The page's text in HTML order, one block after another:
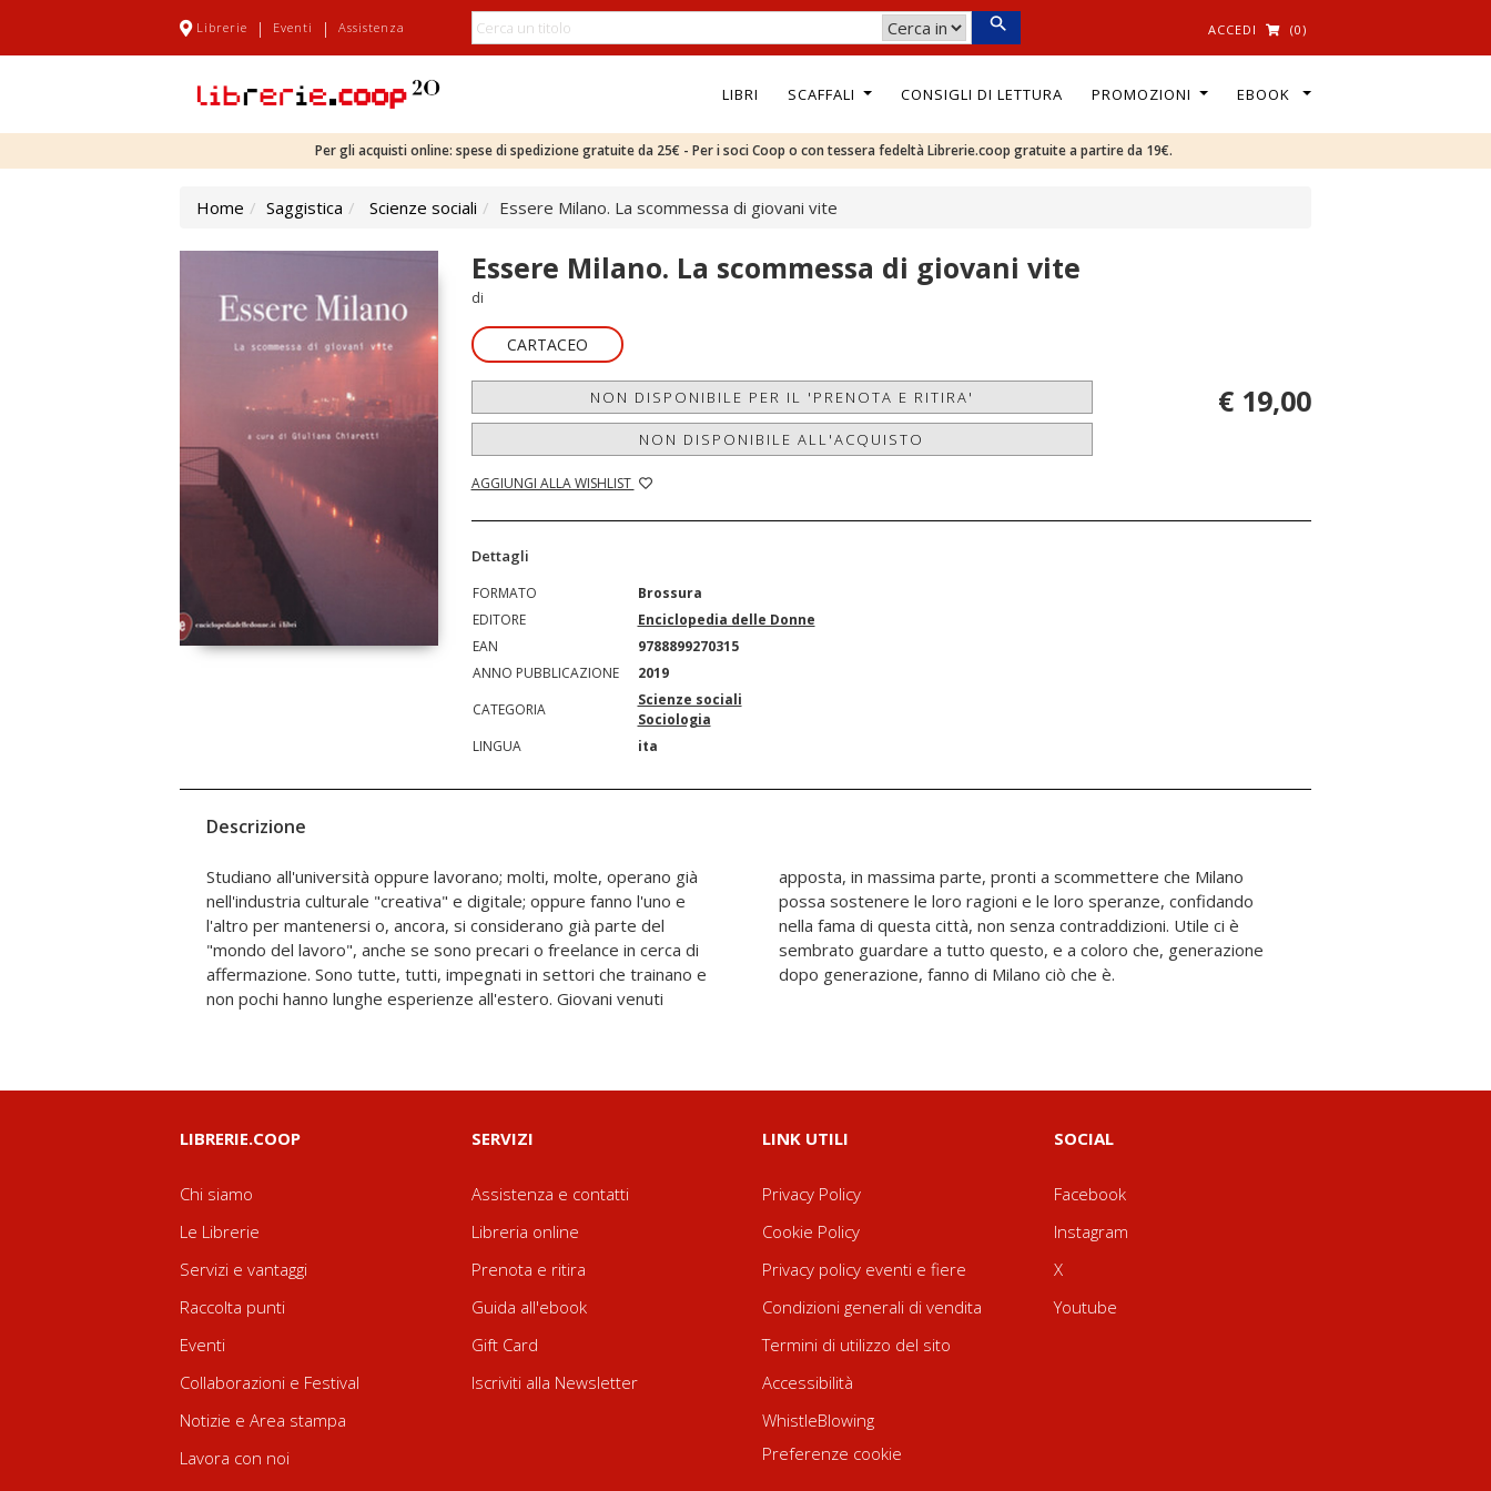
Librerie | Eventi | Assistenza ACCEDI (0)
LIBRI SCAFFALI CONSIGLI DI LETTURA PROMOZIONI EBOOK
Per gli acquisti online: spese di spedizione gratuite da 25€ - Per i soci Coop o con tessera fedeltà Librerie.coop gratuite a partire da 19€.
Home Saggistica Scienze sociali Essere Milano. La scommessa di giovani vite
Essere Milano. La scommessa di giovani vite
di
CARTACEO
NON DISPONIBILE PER IL 'PRENOTA E RITIRA'
NON DISPONIBILE ALL'ACQUISTO
AGGIUNGI ALLA WISHLIST
€ 19,00
Dettagli
FORMATO
Brossura
EDITORE
Enciclopedia delle Donne
EAN
9788899270315
ANNO PUBBLICAZIONE
2019
CATEGORIA
Scienze sociali
Sociologia
LINGUA
ita
Descrizione
Studiano all'università oppure lavorano; molti, molte, operano già
nell'industria culturale "creativa" e digitale; oppure fanno l'uno e
l'altro per mantenersi o, ancora, si considerano già parte del
"mondo del lavoro", anche se sono precari o freelance in cerca di
affermazione. Sono tutte, tutti, impegnati in settori che trainano e
non pochi hanno lunghe esperienze all'estero. Giovani venuti
apposta, in massima parte, pronti a scommettere che Milano
possa sostenere le loro ragioni e le loro speranze, confidando
nella fama di questa città, non senza contraddizioni. Utile ci è
sembrato guardare a tutto questo, e a coloro che, generazione
dopo generazione, fanno di Milano ciò che è.
LIBRERIE.COOP
Chi siamo
Le Librerie
Servizi e vantaggi
Raccolta punti
Eventi
Collaborazioni e Festival
Notizie e Area stampa
Lavora con noi
SERVIZI
Assistenza e contatti
Libreria online
Prenota e ritira
Guida all'ebook
Gift Card
Iscriviti alla Newsletter
LINK UTILI
Privacy Policy
Cookie Policy
Privacy policy eventi e fiere
Condizioni generali di vendita
Termini di utilizzo del sito
Accessibilità
WhistleBlowing
Preferenze cookie
SOCIAL
Facebook
Instagram
X
Youtube